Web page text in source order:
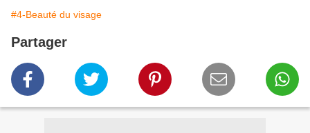
#4-Beauté du visage
Partager